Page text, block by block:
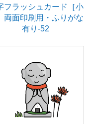
フラッシュカード［小
両面印刷用・ふりがな
有り-52